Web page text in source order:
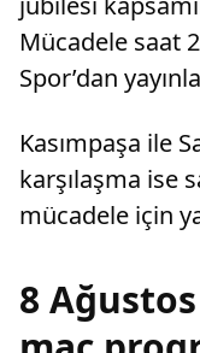
Mücadele saat
Spor’dan
Kasımpaşa ile
karşılaşma ise
mücadele için
8